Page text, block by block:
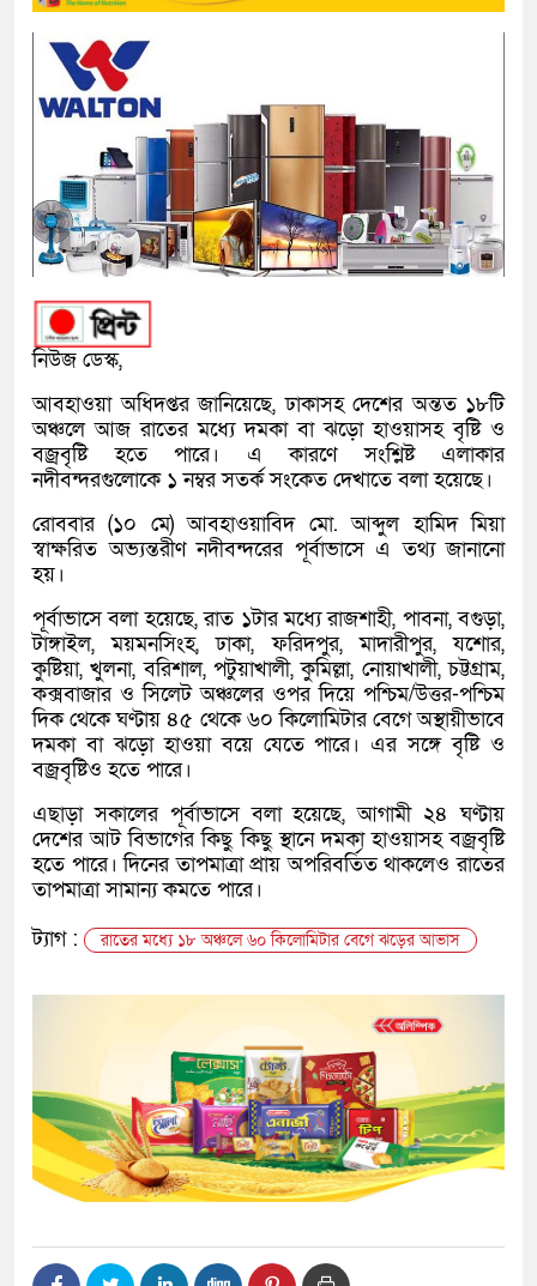
নিউজ ডেস্ক,
আবহাওয়া অধিদপ্তর জানিয়েছে, ঢাকাসহ দেশের অন্তত ১৮টি
অঞ্চলে আজ রাতের মধ্যে দমকা বা ঝড়ো হাওয়াসহ বৃষ্টি ও
বজ্রবৃষ্টি হতে পারে। এ কারণে সংশ্লিষ্ট এলাকার
নদীবন্দরগুলোকে ১ নম্বর সতর্ক সংকেত দেখাতে বলা হয়েছে।
রোববার (১০ মে) আবহাওয়াবিদ মো. আব্দুল হামিদ মিয়া
স্বাক্ষরিত অভ্যন্তরীণ নদীবন্দরের পূর্বাভাসে এ তথ্য জানানো
হয়।
পূর্বাভাসে বলা হয়েছে, রাত ১টার মধ্যে রাজশাহী, পাবনা, বগুড়া,
টাঙ্গাইল, ময়মনসিংহ, ঢাকা, ফরিদপুর, মাদারীপুর, যশোর,
কুষ্টিয়া, খুলনা, বরিশাল, পটুয়াখালী, কুমিল্লা, নোয়াখালী, চট্টগ্রাম,
কক্সবাজার ও সিলেট অঞ্চলের ওপর দিয়ে পশ্চিম/উত্তর-পশ্চিম
দিক থেকে ঘণ্টায় ৪৫ থেকে ৬০ কিলোমিটার বেগে অস্থায়ীভাবে
দমকা বা ঝড়ো হাওয়া বয়ে যেতে পারে। এর সঙ্গে বৃষ্টি ও
বজ্রবৃষ্টিও হতে পারে।
এছাড়া সকালের পূর্বাভাসে বলা হয়েছে, আগামী ২৪ ঘণ্টায়
দেশের আট বিভাগের কিছু কিছু স্থানে দমকা হাওয়াসহ বজ্রবৃষ্টি
হতে পারে। দিনের তাপমাত্রা প্রায় অপরিবর্তিত থাকলেও রাতের
তাপমাত্রা সামান্য কমতে পারে।
ট্যাগ :
রাতের মধ্যে ১৮ অঞ্চলে ৬০ কিলোমিটার বেগে ঝড়ের আভাস